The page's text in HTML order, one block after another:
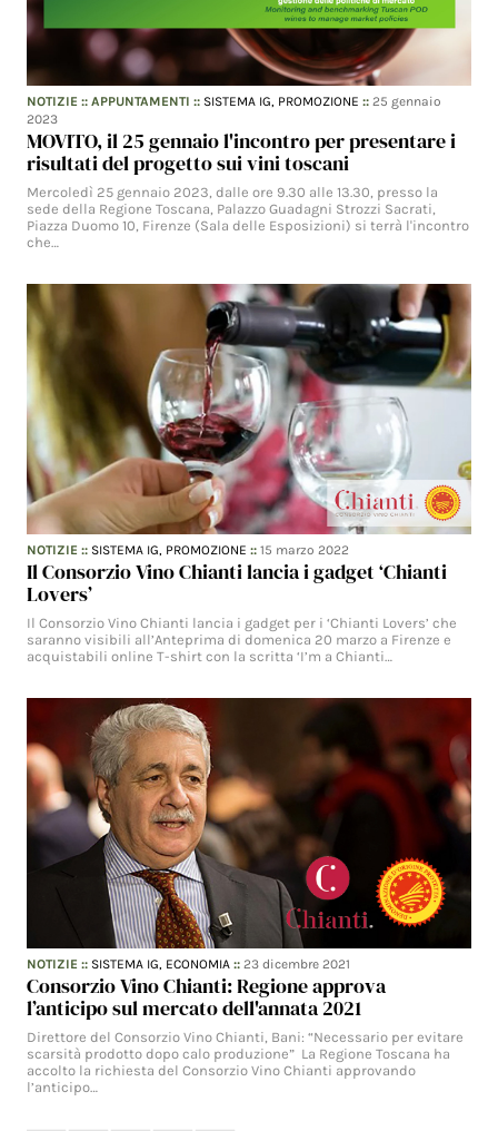
NOTIZIE ::APPUNTAMENTI :: SISTEMA IG, PROMOZIONE ::25 gennaio
2023
MOVITO, il 25 gennaio l'incontro per presentare i
risultati del progetto sui vini toscani
Mercoledì 25 gennaio 2023, dalle ore 9.30 alle 13.30, presso la
sede della Regione Toscana, Palazzo Guadagni Strozzi Sacrati,
Piazza Duomo 10, Firenze (Sala delle Esposizioni) si terrà l'incontro
che…
NOTIZIE :: SISTEMA IG, PROMOZIONE ::15 marzo 2022
Il Consorzio Vino Chianti lancia i gadget ‘Chianti
Lovers’
Il Consorzio Vino Chianti lancia i gadget per i ‘Chianti Lovers’ che
saranno visibili all’Anteprima di domenica 20 marzo a Firenze e
acquistabili online T-shirt con la scritta ‘I’m a Chianti…
NOTIZIE :: SISTEMA IG, ECONOMIA ::23 dicembre 2021
Consorzio Vino Chianti: Regione approva
l’anticipo sul mercato dell'annata 2021
Direttore del Consorzio Vino Chianti, Bani: “Necessario per evitare
scarsità prodotto dopo calo produzione” La Regione Toscana ha
accolto la richiesta del Consorzio Vino Chianti approvando
l’anticipo…